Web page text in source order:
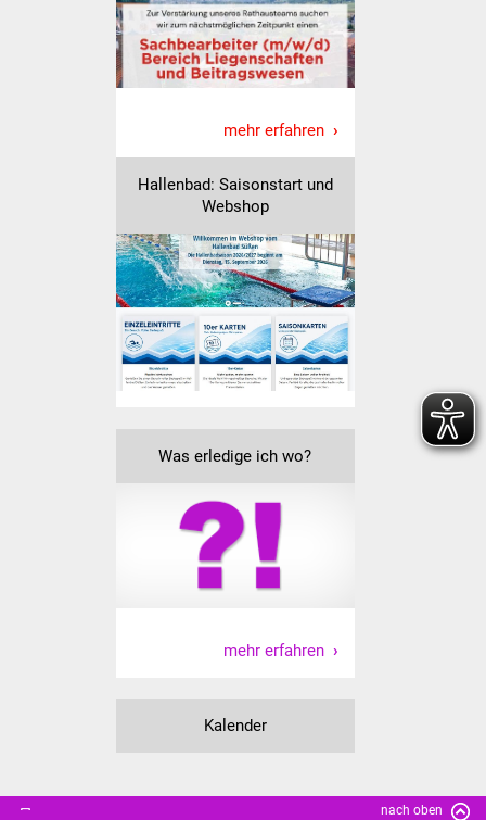
Gesundheit und Notfall
Ärzte und Apotheken
Pflege von Angehörigen
Index
ÖPNV
Bürgerbus (MOBS)
Abfall und Entsorgung
Veranstaltungen
Stadtfest
Ostermarkt
Hallenbad
mehr erfahren
Hallenbad: Saisonstart und
Webshop
Was erledige ich wo?
mehr erfahren
Kalender
nach oben